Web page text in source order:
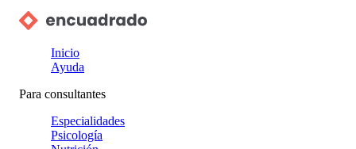
Inicio
Ayuda
Para consultantes
Especialidades
Psicología